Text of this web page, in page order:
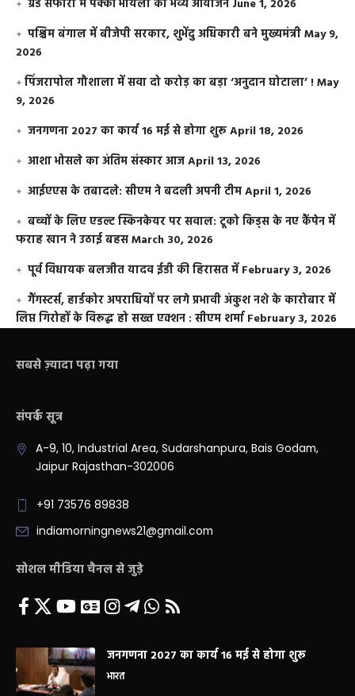
ग्रैंड सफारी में पक्की भायली का भव्य आयोजन June 1, 2026
पश्चिम बंगाल में बीजेपी सरकार, शुभेंदु अधिकारी बने मुख्यमंत्रीMay 9,
2026
​पिंजरापोल गौशाला में सवा दो करोड़ का बड़ा ‘अनुदान घोटाला’ !May
9, 2026
जनगणना 2027 का कार्य 16 मई से होगा शुरूApril 18, 2026
आशा भोसले का अंतिम संस्कार आजApril 13, 2026
आईएएस के तबादले: सीएम ने बदली अपनी टीमApril 1, 2026
बच्चों के लिए एडल्ट स्किनकेयर पर सवाल: टूको किड्स के नए कैंपेन में
फराह खान ने उठाई बहसMarch 30, 2026
पूर्व विधायक बलजीत यादव ईडी की हिरासत में February 3, 2026
गैंगस्टर्स, हार्डकोर अपराधियों पर लगे प्रभावी अंकुश नशे के कारोबार में
लिप्त गिरोहों के विरूद्ध हो सख्त एक्शन : सीएम शर्मा February 3, 2026
सबसे ज़्यादा पढ़ा गया
संपर्क सूत्र
A-9, 10, Industrial Area, Sudarshanpura, Bais Godam,
Jaipur Rajasthan-302006
+91 73576 89838
indiamorningnews21@gmail.com
सोशल मीडिया चैनल से जुड़े
जनगणना 2027 का कार्य 16 मई से होगा शुरू
भारत